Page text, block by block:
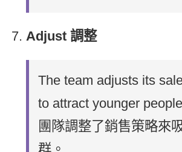
Adjust 調整
The team adjusts its
to attract younger
團隊調整了銷售策略來